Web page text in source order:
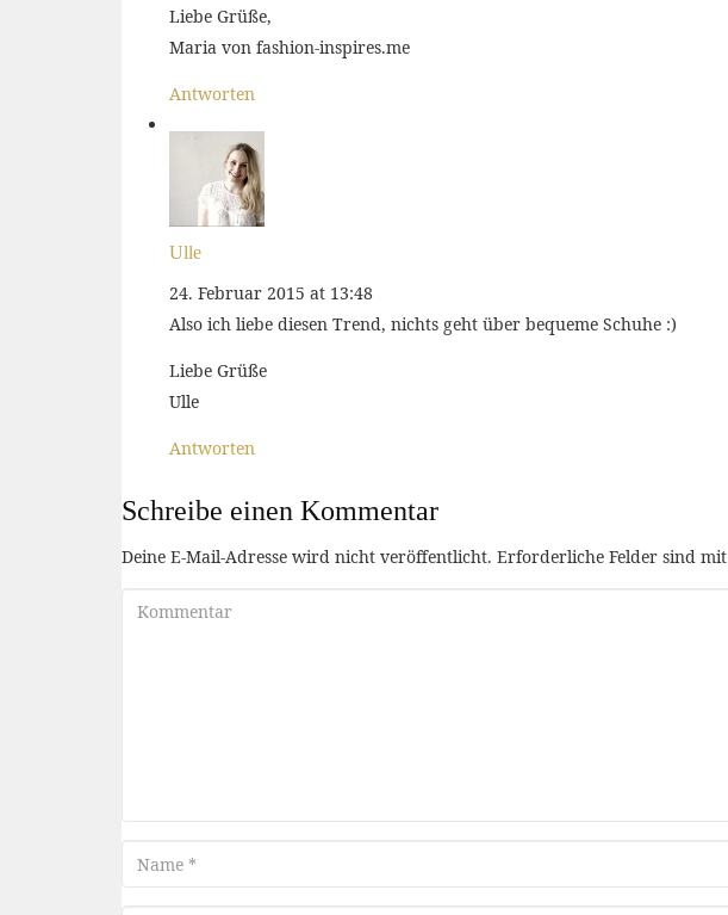
Liebe Grüße,
Maria von fashion-inspires.me
Antworten
Ulle
24. Februar 2015 at 13:48
Also ich liebe diesen Trend, nichts geht über bequeme Schuhe :)
Liebe Grüße
Ulle
Antworten
Schreibe einen Kommentar
Deine E-Mail-Adresse wird nicht veröffentlicht. Erforderliche Felder sind mit
Kommentar
Name